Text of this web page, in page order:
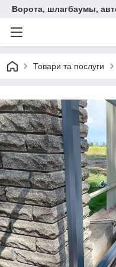
Ворота, шлагбаумы,
Товари та послуги